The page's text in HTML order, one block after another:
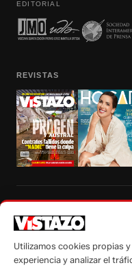
EDITORIAL
REVISTAS
autorización escrita de su titular,
Utilizamos cookies propias
experiencia y analizar el